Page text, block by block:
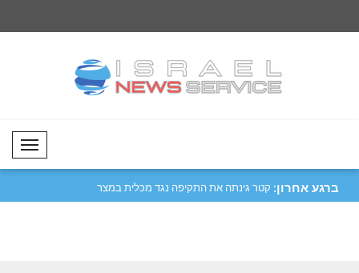
Mobil Menü
ברגע אחרון: מטסולה: נעביר את התרבות והמסורות נגד מכלית